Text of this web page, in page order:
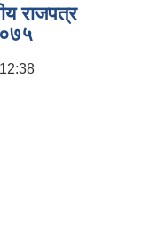
राजपत्र